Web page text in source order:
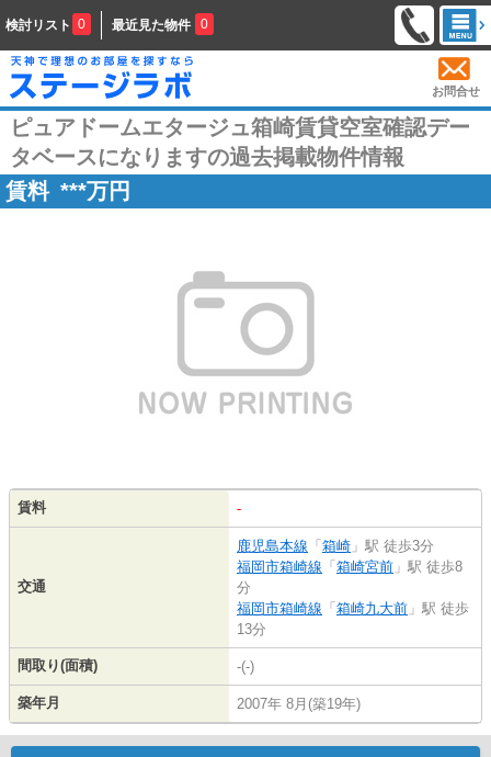
検討リスト 0 最近見た物件 0
お問合せ
ピュアドームエタージュ箱崎賃貸空室確認デー
タベースになりますの過去掲載物件情報
賃料 ***万円
賃料 -
交通
鹿児島本線 「 箱崎 」駅 徒歩3分
福岡市箱崎線 「 箱崎宮前 」駅 徒歩8
分
福岡市箱崎線 「 箱崎九大前 」駅 徒歩
13分
間取り(面積) -(-)
築年月 2007年 8月(築19年)